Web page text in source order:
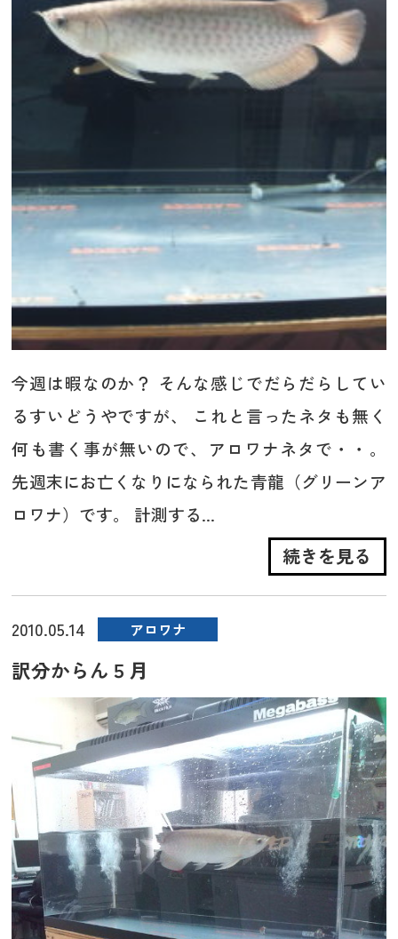
今週は暇なのか？ そんな感じでだらだらしてい
るすいどうやですが、 これと言ったネタも無く
何も書く事が無いので、アロワナネタで・・。
先週末にお亡くなりになられた青龍（グリーンア
ロワナ）です。 計測する...
続きを見る
2010.05.14 アロワナ
訳分からん５月